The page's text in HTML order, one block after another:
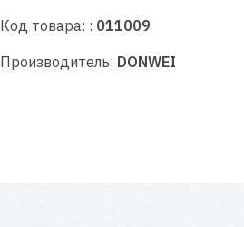
Код товара: : 011009
Производитель: DONWEI